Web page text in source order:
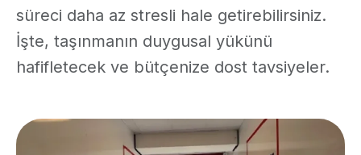
süreci daha az stresli hale getirebilirsiniz.
İşte, taşınmanın duygusal yükünü
hafifletecek ve bütçenize dost tavsiyeler.